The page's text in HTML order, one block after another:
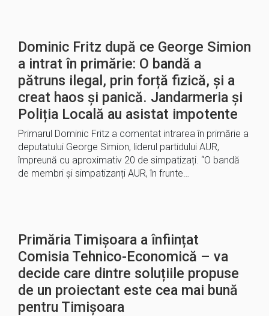
Dominic Fritz după ce George Simion
a intrat în primărie: O bandă a
pătruns ilegal, prin forță fizică, și a
creat haos și panică. Jandarmeria și
Poliția Locală au asistat impotente
Primarul Dominic Fritz a comentat intrarea în primărie a
deputatului George Simion, liderul partidului AUR,
împreună cu aproximativ 20 de simpatizați. “O bandă
de membri și simpatizanți AUR, în frunte…
Primăria Timișoara a înființat
Comisia Tehnico-Economică – va
decide care dintre soluțiile propuse
de un proiectant este cea mai bună
pentru Timișoara